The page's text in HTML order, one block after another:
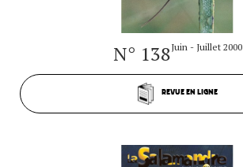
N° 138Juin - Juillet 2000
REVUE EN LIGNE